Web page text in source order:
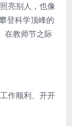
亮别人，也像
登科学顶峰的
在教师节之际
作顺利、开开